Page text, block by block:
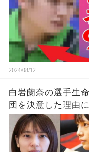
2024/08/12
白岩蘭奈の選手生
団を決意した理由
ル」で活躍する選
ない…